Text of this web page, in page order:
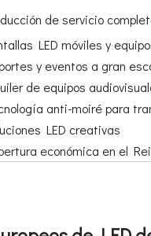
de servicio
LED móviles y
y eventos a gran
de equipos
anti-moiré para
LED creativas
económica en el